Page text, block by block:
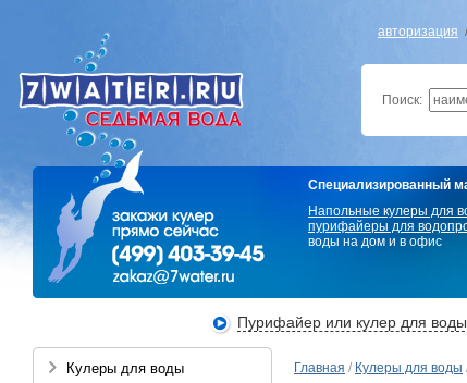
авторизация
Поиск:
Специализированный
Напольные кулеры для
пурифайеры для
воды на дом и в офис
Пурифайер или кулер для
Кулеры для воды Главная / Кулеры для воды